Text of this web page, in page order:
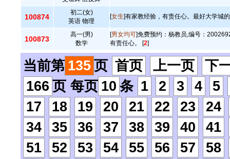
100874
初二(女)
英语 物理
[女生]有家教经验，有责任心。最好大学城
100873
高一(男)
数学
[男女均可]免费预约：杨教员,编号：
有责任心。 [2]
当前第 135 页 首页 上一页
下
166 页 每页 10 条 1 2 3 4
5
17
18 19 20 21 22 23
24
34
35 36 37 38 39 40
41
51
52 53 54 55 56 57
58